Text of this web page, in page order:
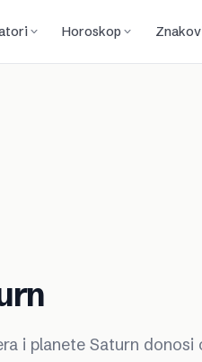
Horoskop
i planete Saturn